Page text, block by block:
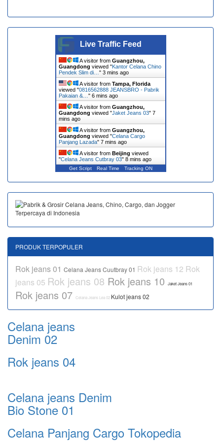
Live Traffic Feed
A visitor from Guangzhou,
Guangdong viewed "Kantor Celana Chino
Pendek Slim di… " 3 mins ago
A visitor from Tampa, Florida
viewed "0816562888 JEANSBRO - Pabrik
Pakaian &… " 6 mins ago
A visitor from Guangzhou,
Guangdong viewed "Jaket Jeans 03" 7
mins ago
A visitor from Guangzhou,
Guangdong viewed "Celana Cargo
Panjang Lazada" 7 mins ago
A visitor from Beijing viewed
"Celana Jeans Cutbray 03" 8 mins ago
Get Script Real Time Tracking ON
PRODUK TERPOPULER
Rok jeans 01 Celana Jeans Cuutbray 01 Rok jeans 12 Rok
jeans 05 Rok jeans 08 Rok jeans 10 Jaket Jeans 01
Rok jeans 07 Celana Jeans Lea 02 Kulot jeans 02
Celana jeans
Denim 02
Rok jeans 04
Celana jeans Denim
Bio Stone 01
Celana Panjang Cargo Tokopedia